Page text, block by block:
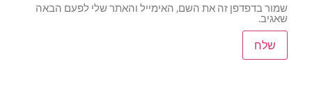
שמור בדפדפן זה את השם, האימייל והאתר שלי לפעם הבאה
שאגיב.